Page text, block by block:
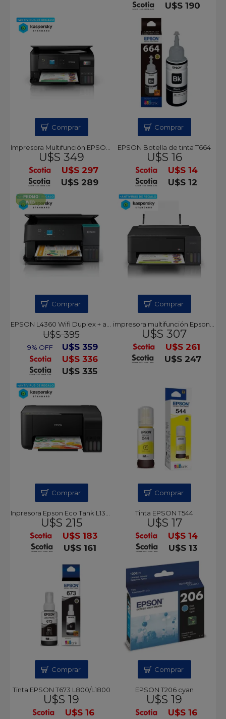
U$S 190
Impresora Multifunción EPSON L3560 EcoTank + antivirus de regalo KASPERSKY
U$S 349
U$S 297
U$S 289
Comprar
EPSON Botella de tinta T664
U$S 16
U$S 14
U$S 12
Comprar
EPSON L4360 Wifi Duplex + antivirus de regalo KASPERSKY
U$S 395
9% OFF
U$S 359
U$S 336
U$S 335
Comprar
impresora multifunción Epson EcoTank L3350
U$S 307
U$S 261
U$S 247
Comprar
Inpresora Epson Eco Tank L1350
U$S 215
U$S 183
U$S 161
Comprar
Tinta EPSON T544
U$S 17
U$S 14
U$S 13
Comprar
Tinta EPSON T673 L800/L1800
U$S 19
U$S 16
Comprar
EPSON T206 cyan
U$S 19
U$S 16
Comprar